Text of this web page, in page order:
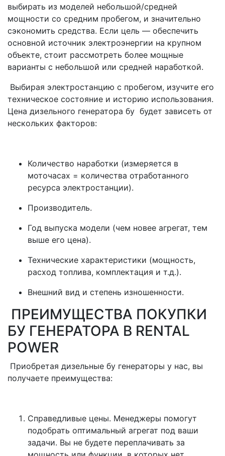
выбирать из моделей небольшой/средней
мощности со средним пробегом, и значительно
сэкономить средства. Если цель — обеспечить
основной источник электроэнергии на крупном
объекте, стоит рассмотреть более мощные
варианты с небольшой или средней наработкой.
Выбирая электростанцию с пробегом, изучите его
техническое состояние и историю использования.
Цена дизельного генератора бу будет зависеть от
нескольких факторов:
Количество наработки (измеряется в
моточасах = количества отработанного
ресурса электростанции).
Производитель.
Год выпуска модели (чем новее агрегат, тем
выше его цена).
Технические характеристики (мощность,
расход топлива, комплектация и т.д.).
Внешний вид и степень изношенности.
ПРЕИМУЩЕСТВА ПОКУПКИ
БУ ГЕНЕРАТОРА В RENTAL
POWER
Приобретая дизельные бу генераторы у нас, вы
получаете преимущества:
Справедливые цены. Менеджеры помогут
подобрать оптимальный агрегат под ваши
задачи. Вы не будете переплачивать за